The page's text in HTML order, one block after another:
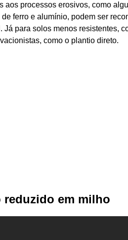
aos processos erosivos, como
ferro e alumínio, podem ser
Já para solos menos resistentes,
como o plantio direto.
reduzido em milho